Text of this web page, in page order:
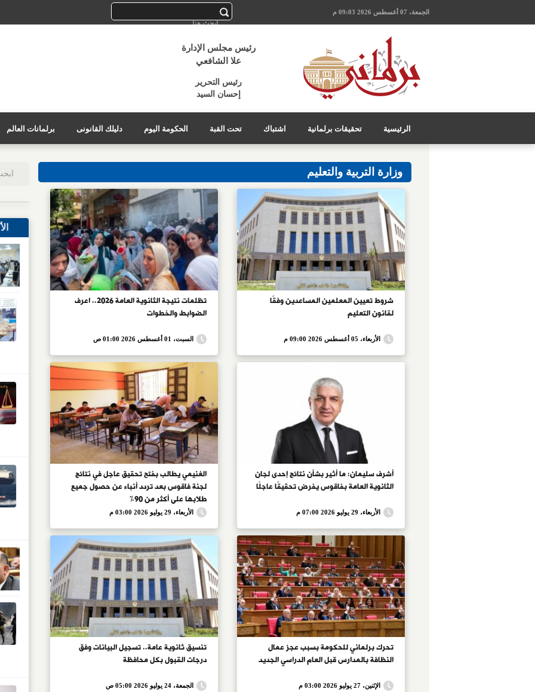
الجمعة، 07 أغسطس 2026 09:03 م
رئيس مجلس الإدارة
علا الشافعي
رئيس التحرير
إحسان السيد
الرئيسية تحقيقات برلمانية اشتباك تحت القبة الحكومة اليوم دليلك القانونى برلمانات العالم
وزارة التربية والتعليم
شروط تعيين المعلمين المساعدين وفقًا
لقانون التعليم
الأربعاء، 05 أغسطس 2026 09:00 م
تظلمات نتيجة الثانوية العامة 2026.. اعرف
الضوابط والخطوات
السبت، 01 أغسطس 2026 01:00 ص
أشرف سليمان: ما أثير بشأن نتائج إحدى لجان
الثانوية العامة بفاقوس يفرض تحقيقًا عاجلًا
الأربعاء، 29 يوليو 2026 07:00 م
الغنيمي يطالب بفتح تحقيق عاجل في نتائج
لجنة فاقوس بعد تردد أنباء عن حصول جميع
طلابها على أكثر من 90%
الأربعاء، 29 يوليو 2026 03:00 م
تحرك برلماني للحكومة بسبب عجز عمال
النظافة بالمدارس قبل العام الدراسي الجديد
الإثنين، 27 يوليو 2026 03:00 م
تنسيق ثانوية عامة.. تسجيل البيانات وفق
درجات القبول بكل محافظة
الجمعة، 24 يوليو 2026 05:00 ص